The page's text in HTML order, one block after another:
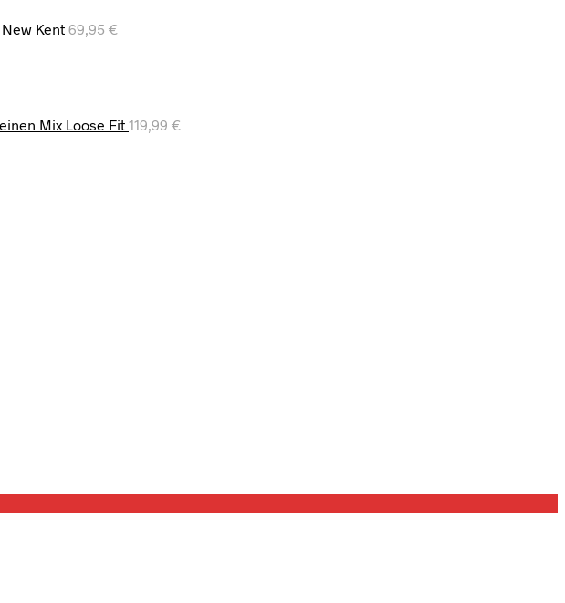
Kent 69,95 €
Mix Loose Fit 119,99 €